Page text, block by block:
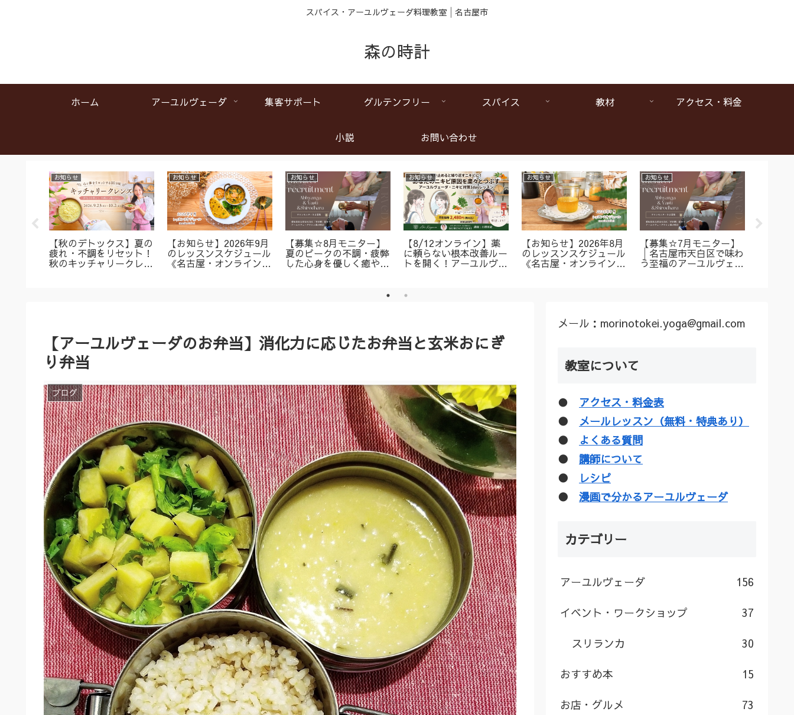
スパイス・アーユルヴェーダ料理教室│名古屋市
森の時計
ホーム アーユルヴェーダ 集客サポート グルテンフリー スパイス 教材 アクセス・料金
小説 お問い合わせ
お知らせ
【秋のデトックス】夏の
疲れ・不調をリセット！
秋のキッチャリークレン
お知らせ
【お知らせ】2026年9月
のレッスンスケジュール
《名古屋・オンラインア
お知らせ
【募集☆8月モニター】
夏のピークの不調・疲弊
した心身を優しく癒やす
お知らせ
【8/12オンライン】薬
に頼らない根本改善ルー
トを開く！アーユルヴェ
付き）
お知らせ
【お知らせ】2026年8月
のレッスンスケジュール
《名古屋・オンラインア
お知らせ
【募集☆7月モニター】
│名古屋市天白区で味わ
う至福のアーユルヴェー
【アーユルヴェーダのお弁当】消化力に応じたお弁当と玄米おにぎ
り弁当
ブログ
メール：morinotokei.yoga@gmail.com
教室について
● アクセス・料金表
● メールレッスン（無料・特典あり）
●
よくある質問
● 講師について
●
レシピ
● 漫画で分かるアーユルヴェーダ
カテゴリー
アーユルヴェーダ 156
イベント・ワークショップ 37
スリランカ 30
おすすめ本 15
お店・グルメ 73